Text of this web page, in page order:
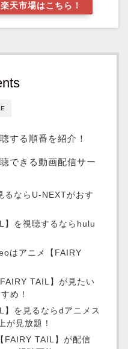
楽天市場はこちら！
する順番を紹介！
できる動画配信サー
るならU-NEXTがおす
】を視聴するならhulu
はアニメ【FAIRY
TAIL】が見たい
め！
】を見るならdアニメス
が見放題！
FAIRY TAIL】が配信